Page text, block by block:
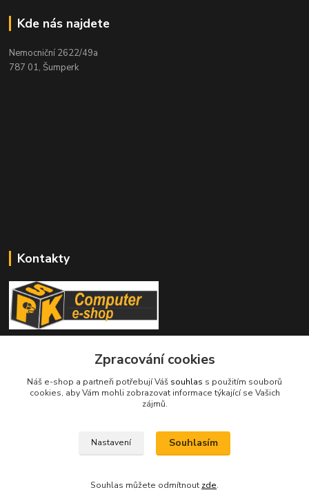
Kde nás najdete
Nemocniční 2622/49a
787 01, Šumperk
Kontakty
+420 601 366 545
info@spkcomputer.cz
Zpracování cookies
Náš e-shop a partneři potřebují Váš souhlas s použitím souborů
cookies, aby Vám mohli zobrazovat informace týkající se Vašich
zájmů.
Nastavení Souhlasím
Souhlas můžete odmítnout zde.